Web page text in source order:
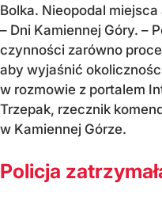
Bolka. Nieopodal
– Dni Kamiennej Góry. –
czynności zarówno
aby wyjaśnić
w rozmowie z portalem
Trzepak, rzecznik
w Kamiennej Górze.
Policja